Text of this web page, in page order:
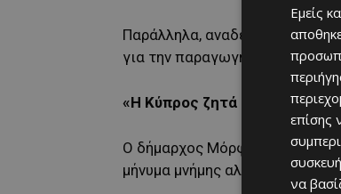
Παράλληλα, αναδείχθηκε και
για την παραγωγή
«Η Κύπρος ζητά δικαιοσύνη
Ο δήμαρχος Μόρφου, Βίκτωρας
μήνυμα μνήμης αλλά και
Εμείς
επίσης
να